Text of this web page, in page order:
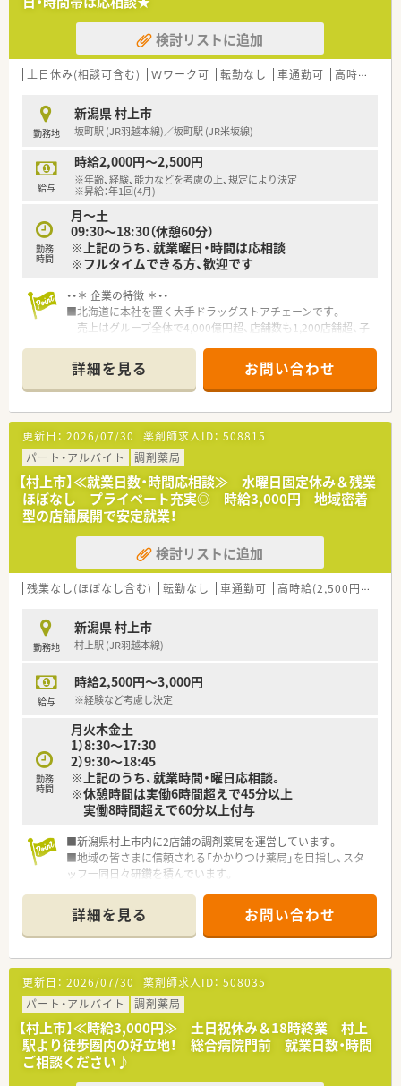
積むことができます。
■若手薬剤師が多数活躍中です！！
■薬剤師・調剤事務などの人員配置が手厚く、対人業務にしっか
りと向き合える環境です。
■この店舗は外来対応のほか、在宅にも注力しています。
≪福利厚生≫
■最大6連休取得可能な充実した休暇制度がございます。
■産休・育休の取得率は100％！！
■育児用品の購入費用助成制度の他、保育料、病児保育料助成制
度など子育て支援が充実しております。
■認定薬剤師の申請・更新費用は全額会社が負担いたします。
検討リストに追加
土日休み(相談可含む) Ｗワーク可 転勤なし 車通勤可 高時給(2,500円以上)
勤務地
新潟県 村上市
坂町駅 (JR羽越本線)／坂町駅 (JR米坂線)
給与
時給2,000円～2,500円
※年齢、経験、能力などを考慮の上、規定により決定
※昇給：年1回(4月)
勤務
時間
月～土
09:30～18:30（休憩60分）
※上記のうち、就業曜日・時間は応相談
※フルタイムできる方、歓迎です
・・＊ 企業の特徴 ＊・・
■北海道に本社を置く大手ドラッグストアチェーンです。
売上はグループ全体で4,000億円超、店舗数も1,200店舗超、子
で、福利厚生は業界内でもトップクラスの水準です。
■お客様にとって一番身近なトータルヘルスケアステーション
を目指しています。
■育児時短制度の利用者は200名以上！社員のプライベートを支
える制度が整っています。
■多彩な教育システム！
教育体制に関しては「新入社員研修」の他に基礎固めの「薬剤
師新入社員研修」等、様々な研修制度があります。
自宅学習が可能なe-ラーニング講座、本人のキャリアアップの
ための通信教育等、豊富な研修システムがあります。
詳細を見る お問い合わせ
更新日： 2026/07/30 薬剤師求人ID： 508815
パート・アルバイト
調剤薬局
【村上市】≪就業日数・時間応相談≫ 水曜日固定休み＆残業
ほぼなし プライベート充実◎ 時給3,000円 地域密着
型の店舗展開で安定就業！
検討リストに追加
残業なし(ほぼなし含む) 転勤なし 車通勤可 高時給(2,500円以上)
勤務地
新潟県 村上市
村上駅 (JR羽越本線)
給与
時給2,500円～3,000円
※経験など考慮し決定
勤務
時間
月火木金土
1）8:30～17:30
2）9:30～18:45
※上記のうち、就業時間・曜日応相談。
※休憩時間は実働6時間超えで45分以上
実働8時間超えで60分以上付与
■新潟県村上市内に2店舗の調剤薬局を運営しています。
■地域の皆さまに信頼される「かかりつけ薬局」を目指し、スタ
ッフ一同日々研鑽を積んでいます。
詳細を見る お問い合わせ
更新日： 2026/07/30 薬剤師求人ID： 508035
パート・アルバイト
調剤薬局
【村上市】≪時給3,000円≫ 土日祝休み＆18時終業 村上
駅より徒歩圏内の好立地！ 総合病院門前 就業日数・時間
ご相談ください♪